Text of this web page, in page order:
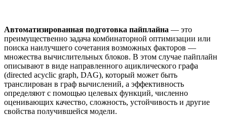
Автоматизированная подготовка пайплайна — это
преимущественно задача комбинаторной оптимизации или
поиска наилучшего сочетания возможных факторов —
множества вычислительных блоков. В этом случае пайплайн
описывают в виде направленного ациклического графа
(directed acyclic graph, DAG), который может быть
транслирован в граф вычислений, а эффективность
определяют с помощью целевых функций, численно
оценивающих качество, сложность, устойчивость и другие
свойства получившейся модели.